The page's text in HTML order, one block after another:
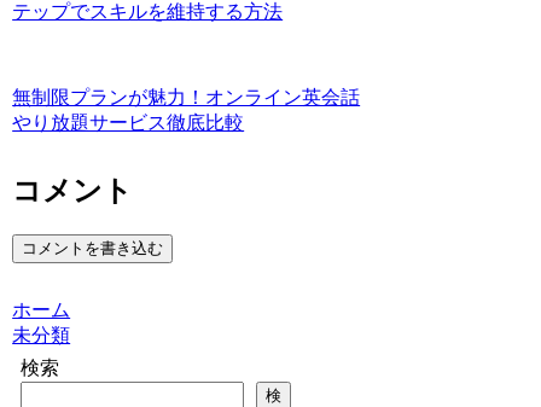
テップでスキルを維持する方法
無制限プランが魅力！オンライン英会話
やり放題サービス徹底比較
コメント
コメントを書き込む
ホーム
未分類
検索
検